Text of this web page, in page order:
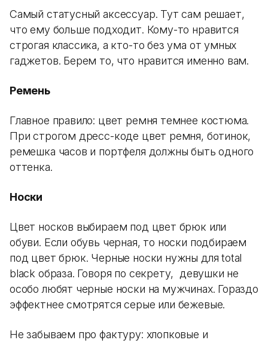
Самый статусный аксессуар. Тут сам решает,
что ему больше подходит. Кому-то нравится
строгая классика, а кто-то без ума от умных
гаджетов. Берем то, что нравится именно вам.
Ремень
Главное правило: цвет ремня темнее костюма.
При строгом дресс-коде цвет ремня, ботинок,
ремешка часов и портфеля должны быть одного
оттенка.
Носки
Цвет носков выбираем под цвет брюк или
обуви. Если обувь черная, то носки подбираем
под цвет брюк. Черные носки нужны для total
black образа. Говоря по секрету, девушки не
особо любят черные носки на мужчинах. Гораздо
эффектнее смотрятся серые или бежевые.
Не забываем про фактуру: хлопковые и